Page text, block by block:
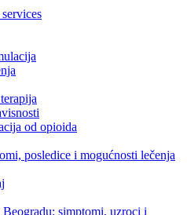
od opioida
posledice i mogućnosti lečenja
Beogradu: simptomi, uzroci i